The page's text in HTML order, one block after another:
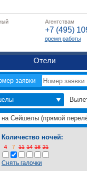
Агентствам
+7 (495)
время работы
Отели
заявки
Количество ночей:
4 7 11 14 18 21
Снять галочки